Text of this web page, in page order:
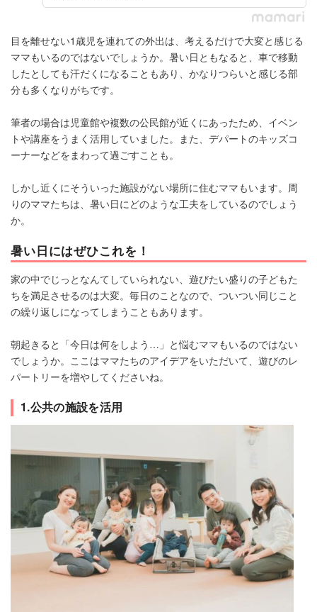
目を離せない1歳児を連れての外出は、考えるだけで大変と感じる
ママもいるのではないでしょうか。暑い日ともなると、車で移動
したとしても汗だくになることもあり、かなりつらいと感じる部
分も多くなりがちです。
筆者の場合は児童館や複数の公民館が近くにあったため、イベン
トや講座をうまく活用していました。また、デパートのキッズコ
ーナーなどをまわって過ごすことも。
しかし近くにそういった施設がない場所に住むママもいます。周
りのママたちは、暑い日にどのような工夫をしているのでしょう
か。
暑い日にはぜひこれを！
家の中でじっとなんてしていられない、遊びたい盛りの子どもた
ちを満足させるのは大変。毎日のことなので、ついつい同じこと
の繰り返しになってしまうこともあります。
朝起きると「今日は何をしよう…」と悩むママもいるのではない
でしょうか。ここはママたちのアイデアをいただいて、遊びのレ
パートリーを増やしてくださいね。
1.公共の施設を活用